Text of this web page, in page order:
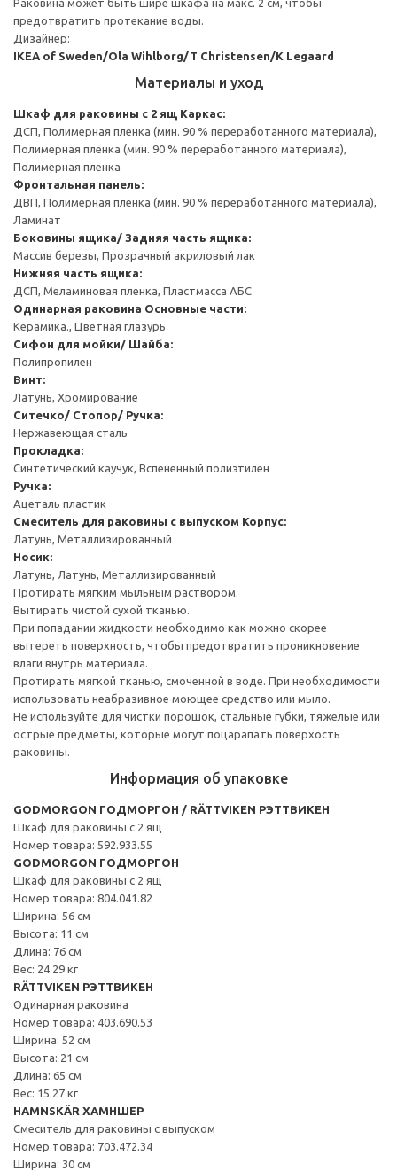
предотвратить протекание воды.
Дизайнер:
IKEA of Sweden/Ola Wihlborg/T Christensen/K Legaard
Материалы и уход
Шкаф для раковины с 2 ящ Каркас:
ДСП, Полимерная пленка (мин. 90 % переработанного материала),
Полимерная пленка (мин. 90 % переработанного материала),
Полимерная пленка
Фронтальная панель:
ДВП, Полимерная пленка (мин. 90 % переработанного материала),
Ламинат
Боковины ящика/ Задняя часть ящика:
Массив березы, Прозрачный акриловый лак
Нижняя часть ящика:
ДСП, Меламиновая пленка, Пластмасса АБС
Одинарная раковина Основные части:
Керамика., Цветная глазурь
Cифон для мойки/ Шайба:
Полипропилен
Винт:
Латунь, Хромирование
Ситечко/ Стопор/ Ручка:
Нержавеющая сталь
Прокладка:
Синтетический каучук, Вспененный полиэтилен
Ручка:
Ацеталь пластик
Смеситель для раковины с выпуском Корпус:
Латунь, Металлизированный
Носик:
Латунь, Латунь, Металлизированный
Протирать мягким мыльным раствором.
Вытирать чистой сухой тканью.
При попадании жидкости необходимо как можно скорее
вытереть поверхность, чтобы предотвратить проникновение
влаги внутрь материала.
Протирать мягкой тканью, смоченной в воде. При необходимости
использовать неабразивное моющее средство или мыло.
Не используйте для чистки порошок, стальные губки, тяжелые или
острые предметы, которые могут поцарапать поверхость
раковины.
Информация об упаковке
GODMORGON ГОДМОРГОН / RÄTTVIKEN РЭТТВИКЕН
Шкаф для раковины с 2 ящ
Номер товара: 592.933.55
GODMORGON ГОДМОРГОН
Шкаф для раковины с 2 ящ
Номер товара: 804.041.82
Ширина: 56 см
Высота: 11 см
Длина: 76 см
Вес: 24.29 кг
RÄTTVIKEN РЭТТВИКЕН
Одинарная раковина
Номер товара: 403.690.53
Ширина: 52 см
Высота: 21 см
Длина: 65 см
Вес: 15.27 кг
HAMNSKÄR ХАМНШЕР
Смеситель для раковины с выпуском
Номер товара: 703.472.34
Ширина: 30 см